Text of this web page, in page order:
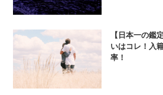
【日本一の鑑
いはコレ！入
率！